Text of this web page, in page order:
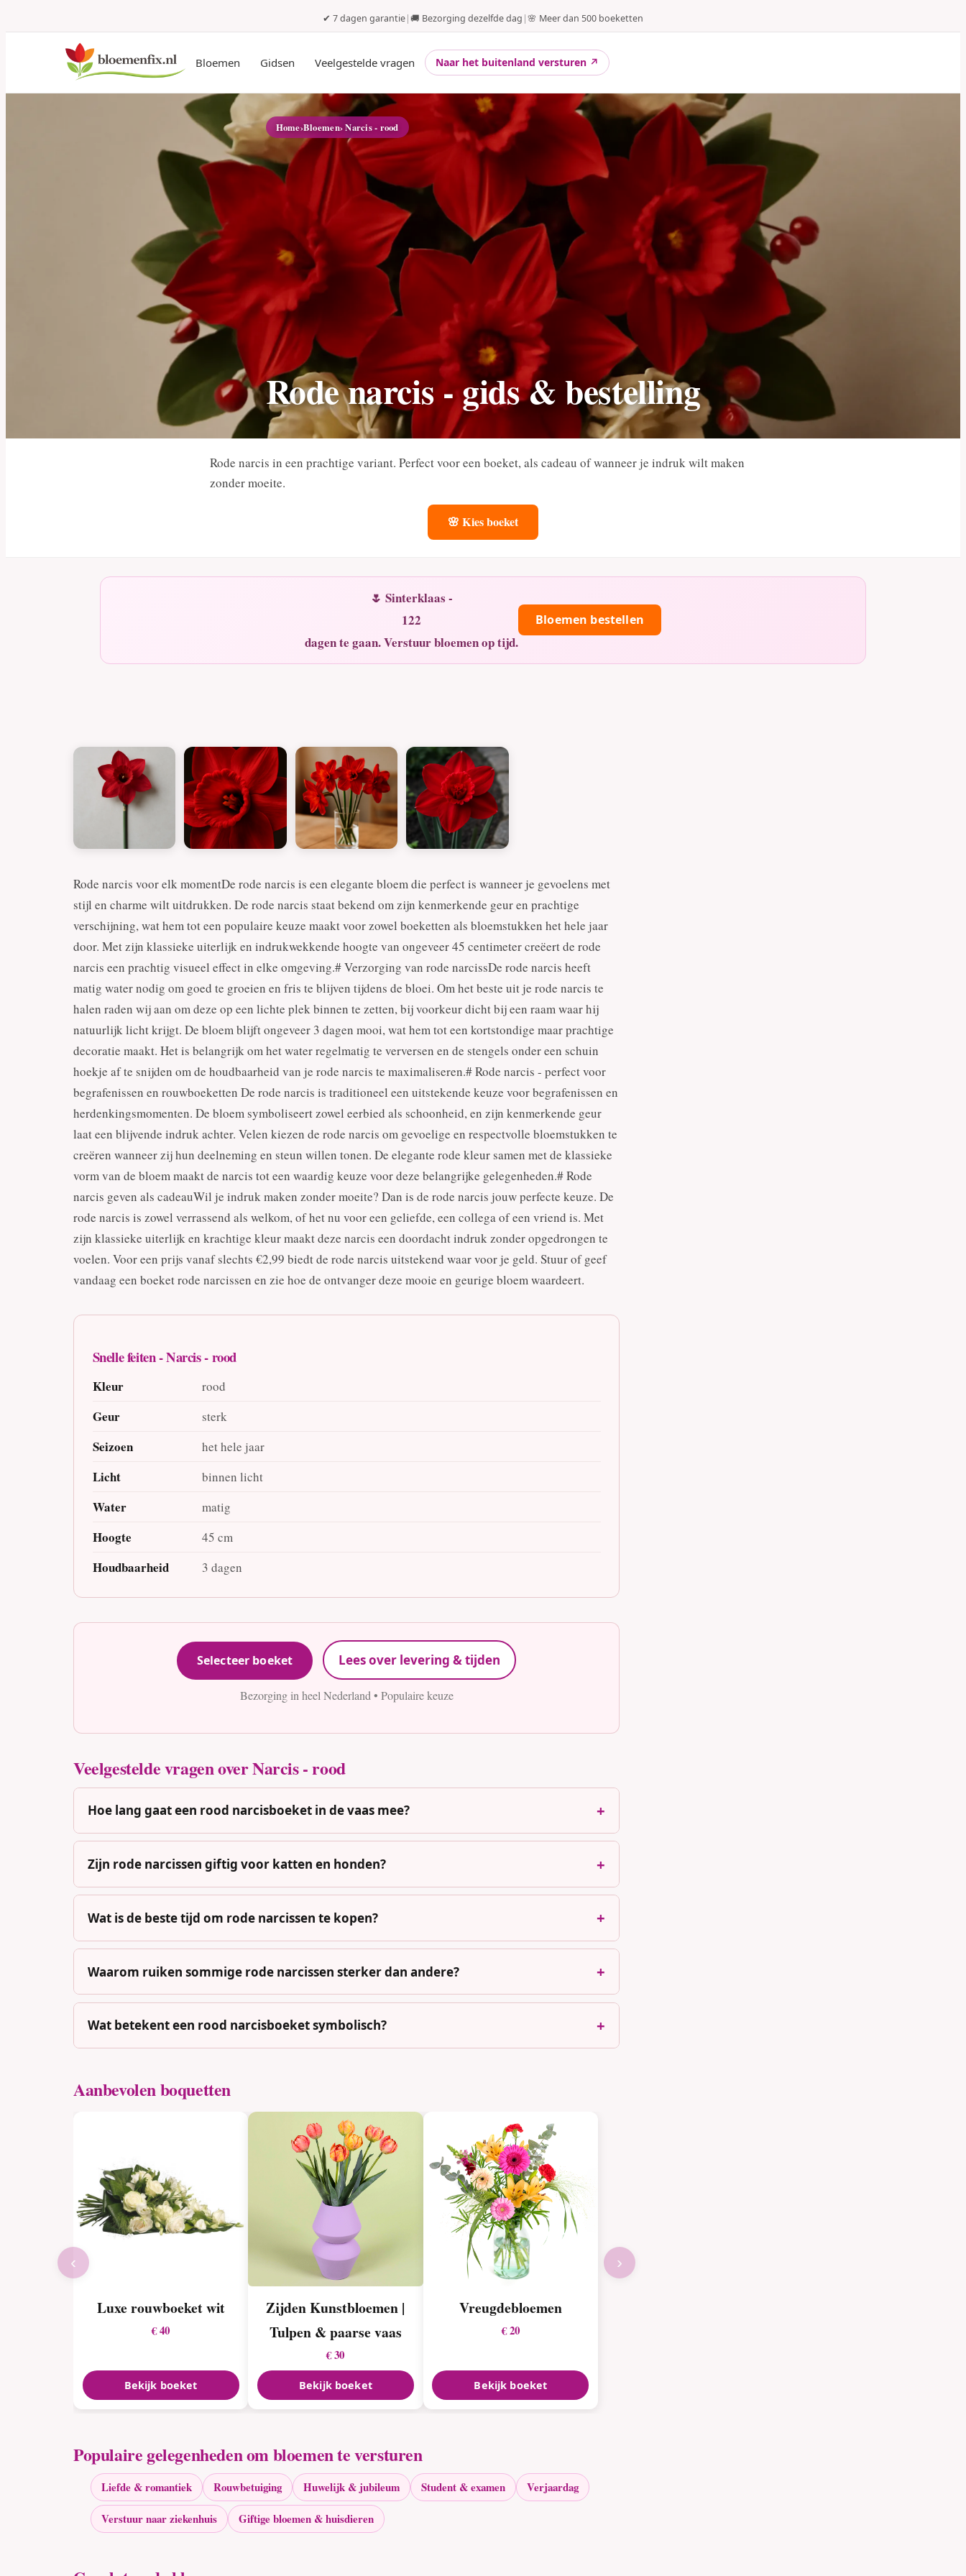
✔ 7 dagen garantie|🚚 Bezorging dezelfde dag |🌸 Meer dan 500 boeketten
Bloemen Gidsen Veelgestelde vragen Naar het buitenland versturen ↗
Home›Bloemen› Narcis - rood
Rode narcis - gids & bestelling
Rode narcis in een prachtige variant. Perfect voor een boeket, als cadeau of wanneer je indruk wilt maken
zonder moeite.
🌸 Kies boeket
🌷 Sinterklaas -
122
dagen te gaan. Verstuur bloemen op tijd.
Bloemen bestellen
Rode narcis voor elk momentDe rode narcis is een elegante bloem die perfect is wanneer je gevoelens met
stijl en charme wilt uitdrukken. De rode narcis staat bekend om zijn kenmerkende geur en prachtige
verschijning, wat hem tot een populaire keuze maakt voor zowel boeketten als bloemstukken het hele jaar
door. Met zijn klassieke uiterlijk en indrukwekkende hoogte van ongeveer 45 centimeter creëert de rode
narcis een prachtig visueel effect in elke omgeving.# Verzorging van rode narcissDe rode narcis heeft
matig water nodig om goed te groeien en fris te blijven tijdens de bloei. Om het beste uit je rode narcis te
halen raden wij aan om deze op een lichte plek binnen te zetten, bij voorkeur dicht bij een raam waar hij
natuurlijk licht krijgt. De bloem blijft ongeveer 3 dagen mooi, wat hem tot een kortstondige maar prachtige
decoratie maakt. Het is belangrijk om het water regelmatig te verversen en de stengels onder een schuin
hoekje af te snijden om de houdbaarheid van je rode narcis te maximaliseren.# Rode narcis - perfect voor
begrafenissen en rouwboeketten De rode narcis is traditioneel een uitstekende keuze voor begrafenissen en
herdenkingsmomenten. De bloem symboliseert zowel eerbied als schoonheid, en zijn kenmerkende geur
laat een blijvende indruk achter. Velen kiezen de rode narcis om gevoelige en respectvolle bloemstukken te
creëren wanneer zij hun deelneming en steun willen tonen. De elegante rode kleur samen met de klassieke
vorm van de bloem maakt de narcis tot een waardig keuze voor deze belangrijke gelegenheden.# Rode
narcis geven als cadeauWil je indruk maken zonder moeite? Dan is de rode narcis jouw perfecte keuze. De
rode narcis is zowel verrassend als welkom, of het nu voor een geliefde, een collega of een vriend is. Met
zijn klassieke uiterlijk en krachtige kleur maakt deze narcis een doordacht indruk zonder opgedrongen te
voelen. Voor een prijs vanaf slechts €2,99 biedt de rode narcis uitstekend waar voor je geld. Stuur of geef
vandaag een boeket rode narcissen en zie hoe de ontvanger deze mooie en geurige bloem waardeert.
Snelle feiten - Narcis - rood
Kleur rood
Geur sterk
Seizoen het hele jaar
Licht binnen licht
Water matig
Hoogte 45 cm
Houdbaarheid 3 dagen
Selecteer boeket Lees over levering & tijden
Bezorging in heel Nederland • Populaire keuze
Veelgestelde vragen over Narcis - rood
Hoe lang gaat een rood narcisboeket in de vaas mee?
Zijn rode narcissen giftig voor katten en honden?
Wat is de beste tijd om rode narcissen te kopen?
Waarom ruiken sommige rode narcissen sterker dan andere?
Wat betekent een rood narcisboeket symbolisch?
Aanbevolen boquetten
Luxe rouwboeket wit
€ 40
Bekijk boeket
Zijden Kunstbloemen |
Tulpen & paarse vaas
€ 30
Bekijk boeket
Vreugdebloemen
€ 20
Bekijk boeket
‹ ›
Populaire gelegenheden om bloemen te versturen
Liefde & romantiek Rouwbetuiging Huwelijk & jubileum Student & examen Verjaardag
Verstuur naar ziekenhuis Giftige bloemen & huisdieren